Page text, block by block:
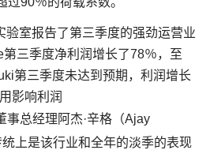
验室报告了第三季度的强劲运营业
三季度净利润增长了78％，至
第三季度未达到预期，利润增长
影响利润
事总经理阿杰·辛格（Ajay
上是该行业和全年的淡季的表现